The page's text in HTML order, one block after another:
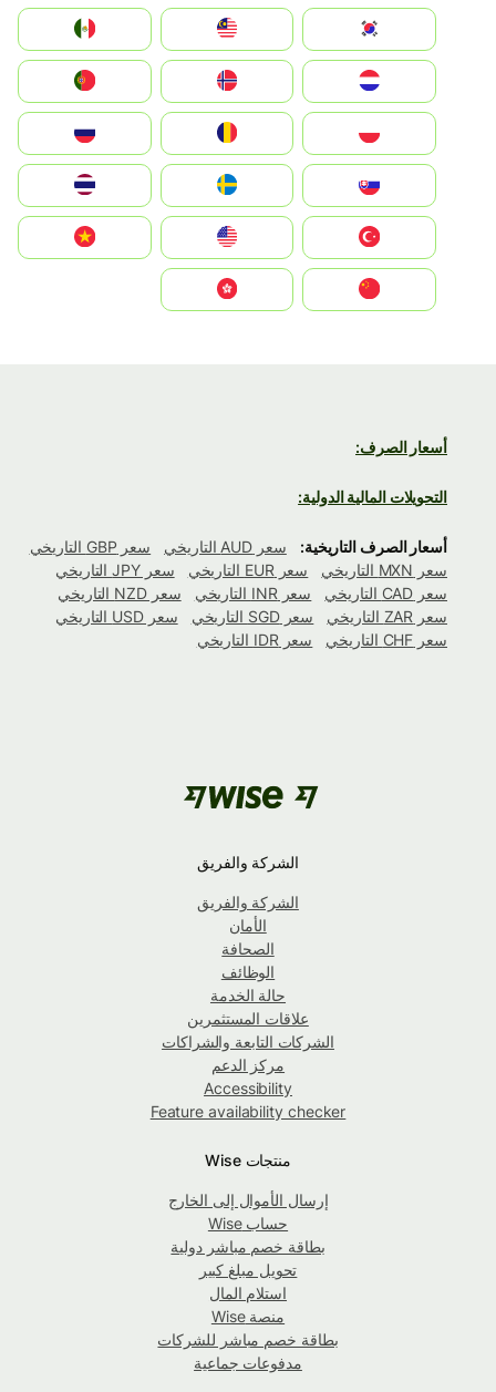
South Korea
Nederland
Portugal
România
Slovensko
United States
Vietnam
أسعار الصرف:
التحويلات المالية الدولية:
أسعار الصرف التاريخية: سعر AUD التاريخي
سعر GBP التاريخي
سعر MXN التاريخي
سعر EUR التاريخي
سعر JPY التاريخي
سعر CAD التاريخي
سعر INR التاريخي
سعر NZD التاريخي
سعر ZAR التاريخي
سعر SGD التاريخي
سعر USD التاريخي
سعر CHF التاريخي
سعر IDR التاريخي
الشركة والفريق
الشركة والفريق
الأمان
الصحافة
الوظائف
حالة الخدمة
علاقات المستثمرين
الشركات التابعة والشراكات
مركز الدعم
Accessibility
Feature availability checker
منتجات Wise
إرسال الأموال إلى الخارج
حساب Wise
بطاقة خصم مباشر دولية
تحويل مبلغ كبير
استلام المال
منصة Wise
بطاقة خصم مباشر للشركات
مدفوعات جماعية